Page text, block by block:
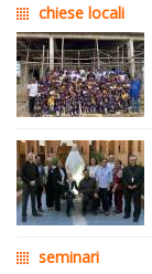
chiese locali
seminari